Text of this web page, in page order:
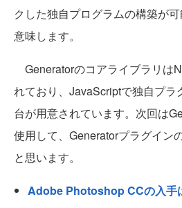
クした独自プログラムの構築が
意味します。
Generatorのコアライブラリは
れており、JavaScriptで独自プラ
台が用意されています。次回は
使用して、Generatorプラグイン
と思います。
Adobe Photoshop CCの入手